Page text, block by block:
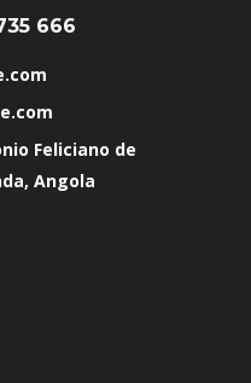
666
Feliciano de
Angola